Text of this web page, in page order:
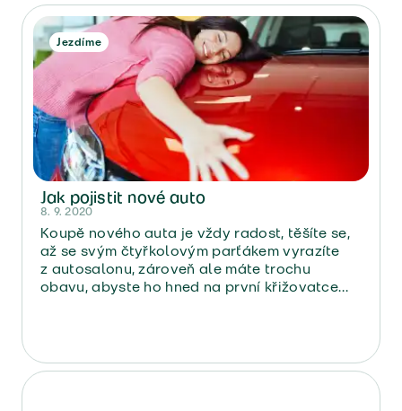
Jezdíme
Jak pojistit nové auto
8. 9. 2020
Koupě nového auta je vždy radost, těšíte se,
až se svým čtyřkolovým parťákem vyrazíte
z autosalonu, zároveň ale máte trochu
obavu, abyste ho hned na první křižovatce